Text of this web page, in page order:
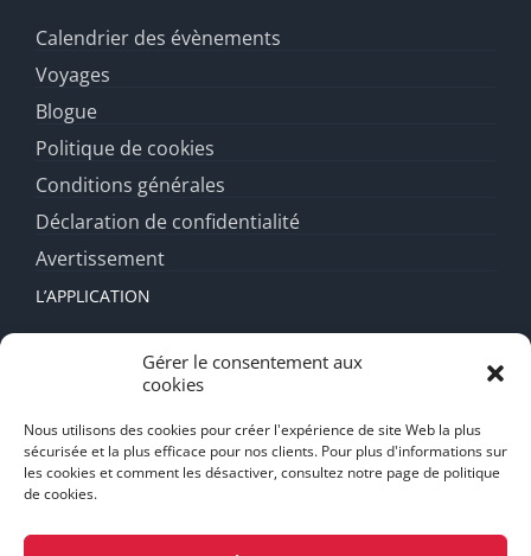
Gérer le consentement aux
cookies
Nous utilisons des cookies pour créer l'expérience de site Web la plus
sécurisée et la plus efficace pour nos clients. Pour plus d'informations sur
les cookies et comment les désactiver, consultez notre page de politique
de cookies.
Calendrier des évènements
Voyages
Blogue
Politique de cookies
Conditions générales
Déclaration de confidentialité
Avertissement
L’APPLICATION
Fonctionnalités
Forfait diamant
FAQ
Support
Mentions Légales